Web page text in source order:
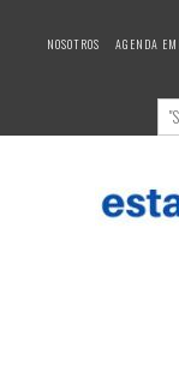
NOSOTROS
AGENDA